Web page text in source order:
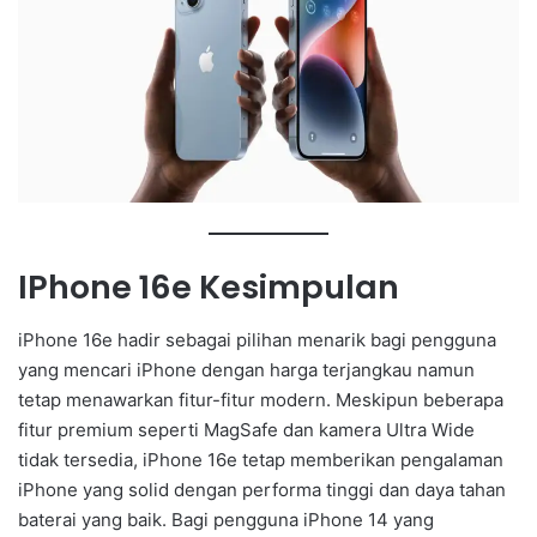
IPhone 16e Kesimpulan
iPhone 16e hadir sebagai pilihan menarik bagi pengguna
yang mencari iPhone dengan harga terjangkau namun
tetap menawarkan fitur-fitur modern. Meskipun beberapa
fitur premium seperti MagSafe dan kamera Ultra Wide
tidak tersedia, iPhone 16e tetap memberikan pengalaman
iPhone yang solid dengan performa tinggi dan daya tahan
baterai yang baik. Bagi pengguna iPhone 14 yang